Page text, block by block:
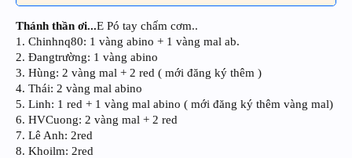
Thánh thần ơi...E Pó tay chấm cơm..
1. Chinhnq80: 1 vàng abino + 1 vàng mal ab.
2. Đangtrường: 1 vàng abino
3. Hùng: 2 vàng mal + 2 red ( mới đăng ký thêm )
4. Thái: 2 vàng mal abino
5. Linh: 1 red + 1 vàng mal abino ( mới đăng ký thêm vàng mal)
6. HVCuong: 2 vàng mal + 2 red
7. Lê Anh: 2red
8. Khoilm: 2red